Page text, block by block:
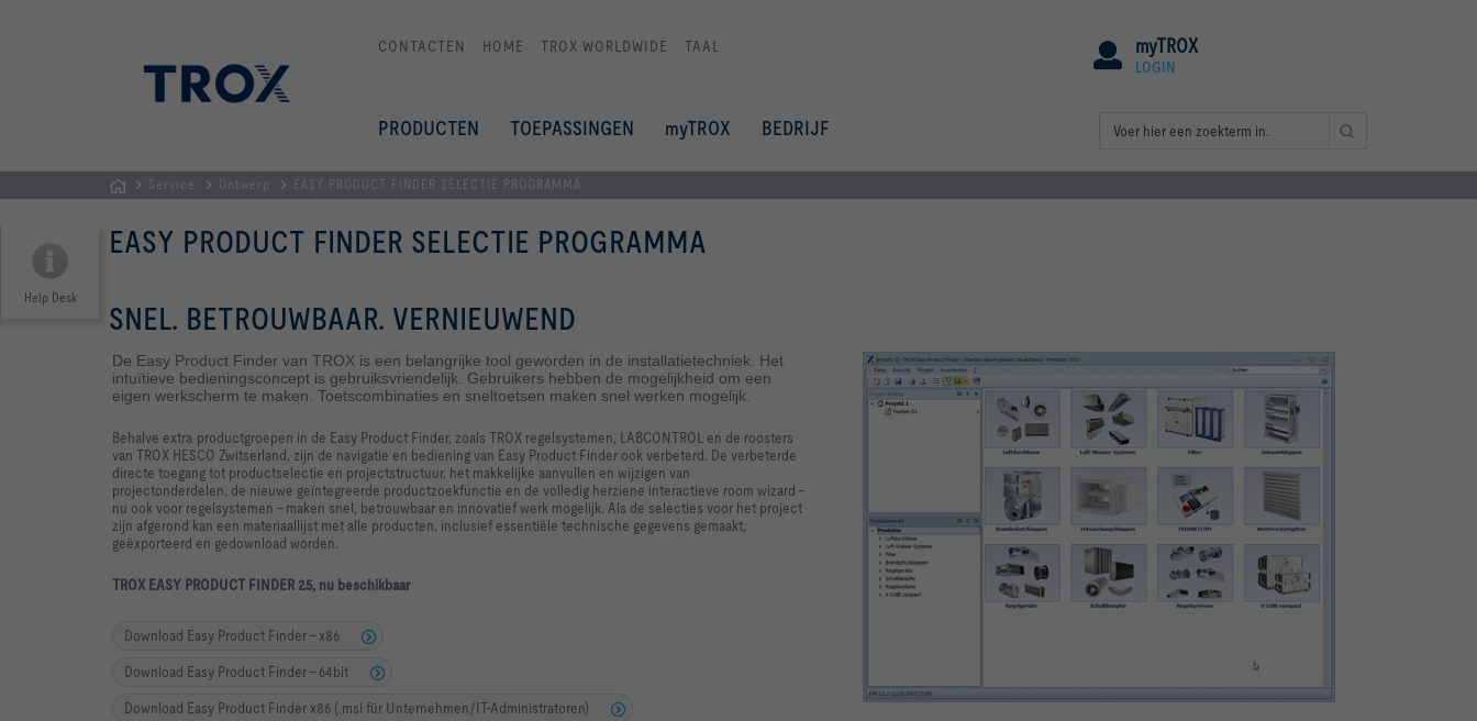
CONTACTEN HOME TROX WORLDWIDE TAAL myTROX
LOGIN
PRODUCTEN TOEPASSINGEN myTROX BEDRIJF
Service Ontwerp EASY PRODUCT FINDER SELECTIE PROGRAMMA
Help Desk
EASY PRODUCT FINDER SELECTIE PROGRAMMA
SNEL. BETROUWBAAR. VERNIEUWEND
De Easy Product Finder van TROX is een belangrijke tool geworden in de installatietechniek. Het
intuïtieve bedieningsconcept is gebruiksvriendelijk. Gebruikers hebben de mogelijkheid om een
eigen werkscherm te maken. Toetscombinaties en sneltoetsen maken snel werken mogelijk.
Behalve extra productgroepen in de Easy Product Finder, zoals TROX regelsystemen, LABCONTROL en de roosters
van TROX HESCO Zwitserland, zijn de navigatie en bediening van Easy Product Finder ook verbeterd. De verbeterde
directe toegang tot productselectie en projectstructuur, het makkelijke aanvullen en wijzigen van
projectonderdelen, de nieuwe geïntegreerde productzoekfunctie en de volledig herziene interactieve room wizard ‑
nu ook voor regelsystemen ‑ maken snel, betrouwbaar en innovatief werk mogelijk. Als de selecties voor het project
zijn afgerond kan een materiaallijst met alle producten, inclusief essentiële technische gegevens gemaakt,
geëxporteerd en gedownload worden.
TROX EASY PRODUCT FINDER 2.5, nu beschikbaar
Download Easy Product Finder - x86
Download Easy Product Finder - 64bit
Download Easy Product Finder x86 (.msi für Unternehmen/IT-Administratoren)